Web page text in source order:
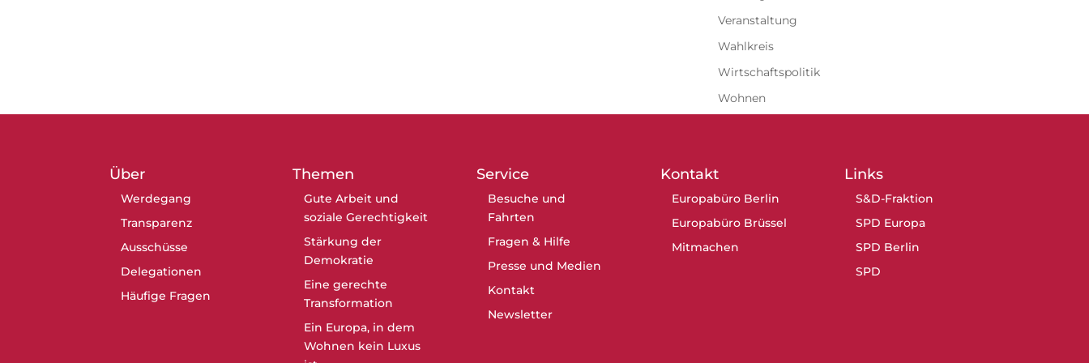
Veranstaltung
Wahlkreis
Wirtschaftspolitik
Wohnen
Über
Werdegang
Transparenz
Ausschüsse
Delegationen
Häufige Fragen
Themen
Gute Arbeit und
soziale Gerechtigkeit
Stärkung der
Demokratie
Eine gerechte
Transformation
Ein Europa, in dem
Wohnen kein Luxus
Service
Besuche und
Fahrten
Fragen & Hilfe
Presse und Medien
Kontakt
Newsletter
Kontakt
Europabüro Berlin
Europabüro Brüssel
Mitmachen
Links
S&D-Fraktion
SPD Europa
SPD Berlin
SPD